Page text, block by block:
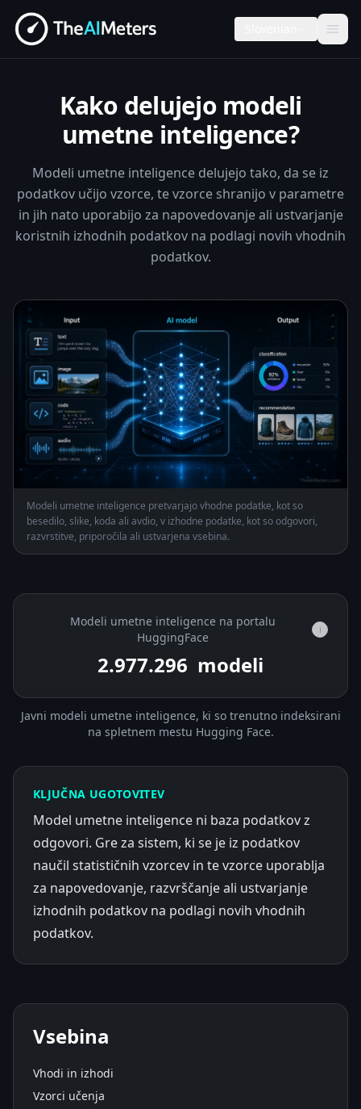
Kako delujejo modeli
umetne inteligence?
Modeli umetne inteligence delujejo tako, da se iz
podatkov učijo vzorce, te vzorce shranijo v parametre
in jih nato uporabijo za napovedovanje ali ustvarjanje
koristnih izhodnih podatkov na podlagi novih vhodnih
podatkov.
Modeli umetne inteligence pretvarjajo vhodne podatke, kot so
besedilo, slike, koda ali avdio, v izhodne podatke, kot so odgovori,
razvrstitve, priporočila ali ustvarjena vsebina.
Modeli umetne inteligence na portalu
HuggingFace
i
2.977.296 modeli
Javni modeli umetne inteligence, ki so trenutno indeksirani
na spletnem mestu Hugging Face.
KLJUČNA UGOTOVITEV
Model umetne inteligence ni baza podatkov z
odgovori. Gre za sistem, ki se je iz podatkov
naučil statističnih vzorcev in te vzorce uporablja
za napovedovanje, razvrščanje ali ustvarjanje
izhodnih podatkov na podlagi novih vhodnih
podatkov.
Vsebina
Vhodi in izhodi
Vzorci učenja